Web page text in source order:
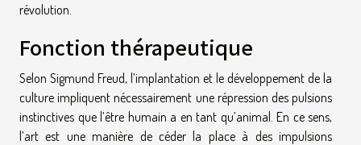
révolution.
Fonction thérapeutique
Selon Sigmund Freud, l’implantation et le développement de la
culture impliquent nécessairement une répression des pulsions
instinctives que l’être humain a en tant qu’animal. En ce sens,
l’art est une manière de céder la place à des impulsions